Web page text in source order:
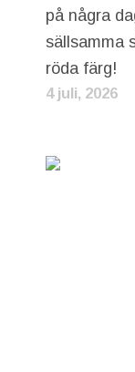
på några
sällsamma
röda färg!
4 juli, 2026